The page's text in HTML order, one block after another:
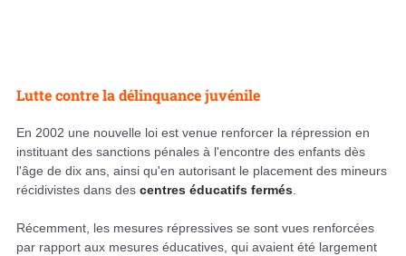
Lutte contre la délinquance juvénile
En 2002 une nouvelle loi est venue renforcer la répression en
instituant des sanctions pénales à l'encontre des enfants dès
l'âge de dix ans, ainsi qu'en autorisant le placement des mineurs
récidivistes dans des centres éducatifs fermés
Récemment, les mesures répressives se sont vues renforcées
par rapport aux mesures éducatives, qui avaient été largement